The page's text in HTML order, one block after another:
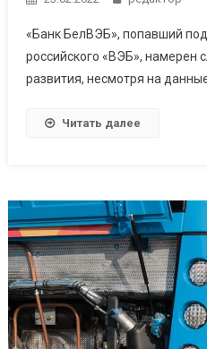
«Банк БелВЭБ», попавший
российского «ВЭБ», намерен
развития, несмотря на
Читать далее